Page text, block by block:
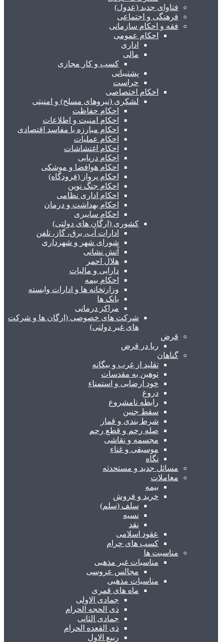
فتاوای جدید (عدول)
فرهنگی و اجتماعی
فقه و احکام سازمانی
احکام عمومی
اداری
مالی
کسب و کار مجازی
پشتیبانی
حراست
احکام اختصاصی
لشکری (نیروهای مسلح) و امنیتی
احکام حفاظت
احکام امنیت و اطلاعات
احکام مبارزه با مفاسد اقتصادی
احکام عملیات
احکام اغتشاشات
احکام دریایی
احکام هوافضا و موشکی
احکام پرواز (فرودگاه)
احکام جنگ نوین
احکام اداری نظامی
احکام بهداشت و درمان
احکام سایبری
کشوری (ارگان های دولتی)
ادارات آب، برق، گاز، تلفن
شورای شهر و شهرداری
آتش نشانی
هلال احمر
دارایی و مالیات
احکام بیمه
وزارتخانه ها و ادارات وابسته
بانک ها
مراکز درمانی
شرکت های خصوصی (ارگان ها و شرکت
های غیر دولتی)
قرض
ربا در قرض
گناهان
تقلید از غرب و بیگانه
توهین به مقدسات
خود ارضایی و استمناء
دروغ
رابطه نامشروع
سقط جنین
شرط بندی و قمار
صله رحم و قطع رحم
مجسمه و نقاشی
موسیقی و غناء
نگاه
مسائل جدید و مستحدثه
معاملات
بیمه
خرید و فروش
سلف (سلم)
نسیه
نقد
عقود اسلامی
کسب های حرام
مناسبت ها
مناسبات غیر مذهبی
مجالس عروسی
مناسبات مذهبی
ماه های قمری
جمادی الاولی
ذی الحجه الحرام
جمادی الثانی
ذی القعده الحرام
ربیع الاول